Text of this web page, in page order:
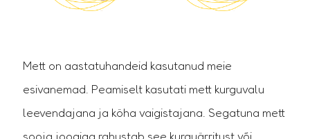
Mett on aastatuhandeid kasutanud meie
esivanemad. Peamiselt kasutati mett kurguvalu
leevendajana ja köha vaigistajana. Segatuna mett
sooja joogiga rahustab see kurguärritust või